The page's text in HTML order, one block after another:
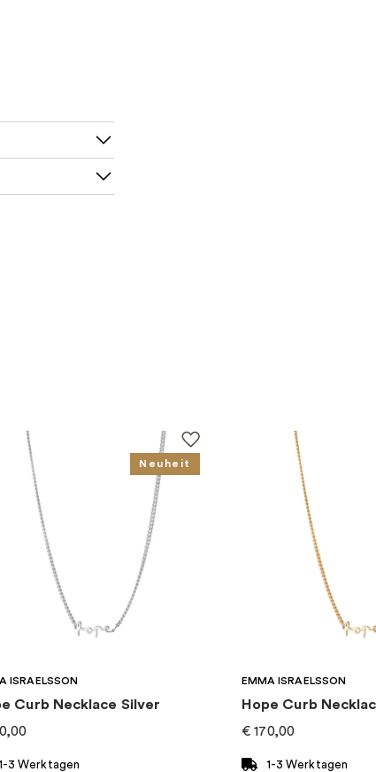
Neuheit
ISRAELSSON
Curb Necklace Silver
3 Werktagen
EMMA ISRAELSSON
Hope Curb
€ 170,00
1-3 Werktagen